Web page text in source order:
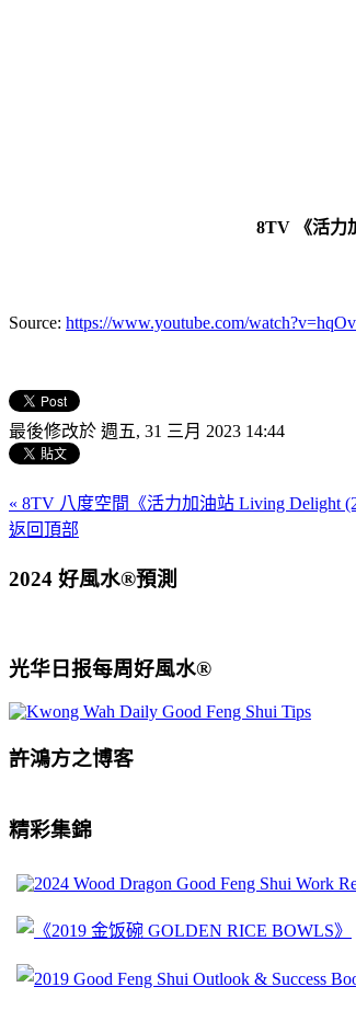
8TV 《活力
Source: https://www.youtube.com/
最後修改於 週五, 31 三月 2023 14:44
« 8TV 八度空間《活力加油站 Living Delight
返回頂部
2024 好風水®預測
光华日报每周好風水®
許鴻方之博客
精彩集錦